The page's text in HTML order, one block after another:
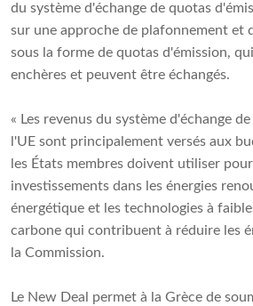
du système d'échange de quotas
sur une approche de plafonnement et
sous la forme de quotas d'émission,
enchères et peuvent être échangés.
« Les revenus du système d'échange
l'UE sont principalement versés aux
les États membres doivent utiliser
investissements dans les énergies
énergétique et les technologies à
carbone qui contribuent à réduire les
la Commission.
Le New Deal permet à la Grèce de